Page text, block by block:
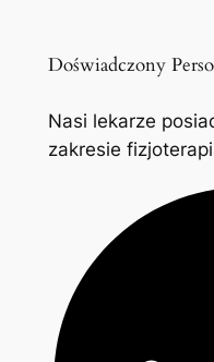
Doświadczony
Nasi lekarze
zakresie